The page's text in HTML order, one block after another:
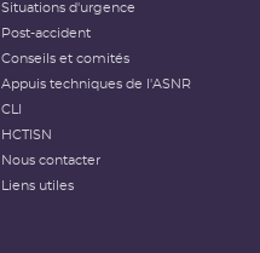
Situations d'urgence
Post-accident
Conseils et comités
Appuis techniques de l'ASNR
CLI
HCTISN
Nous contacter
Liens utiles